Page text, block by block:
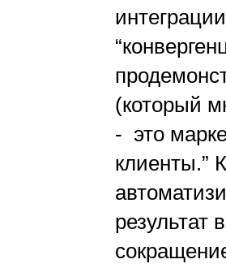
(который
- это
клиенты.”
результат